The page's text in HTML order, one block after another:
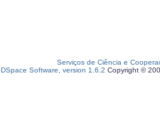
Serviços de Ciência e
DSpace Software, version 1.6.2 Copyright ©